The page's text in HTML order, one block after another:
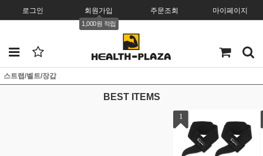
로그인 회원가입
1,000원 적립
주문조회 마이페이지
스트랩/벨트/장갑
BEST ITEMS